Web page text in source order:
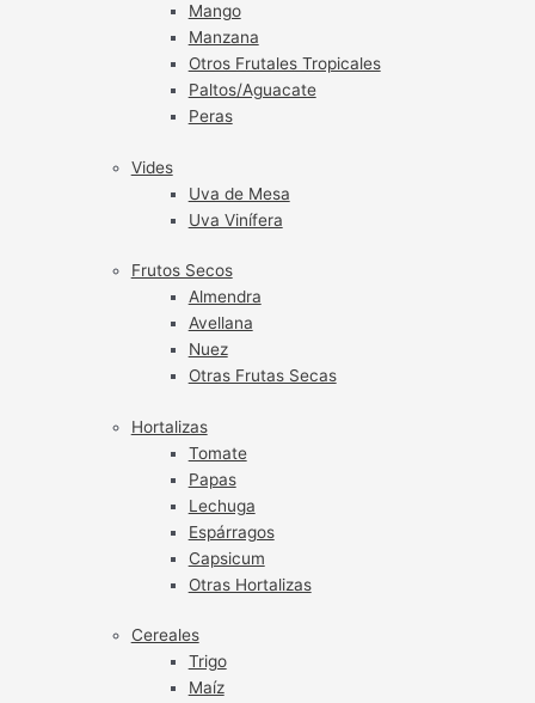
Mango
Manzana
Otros Frutales Tropicales
Paltos/Aguacate
Peras
Vides
Uva de Mesa
Uva Vinífera
Frutos Secos
Almendra
Avellana
Nuez
Otras Frutas Secas
Hortalizas
Tomate
Papas
Lechuga
Espárragos
Capsicum
Otras Hortalizas
Cereales
Trigo
Maíz